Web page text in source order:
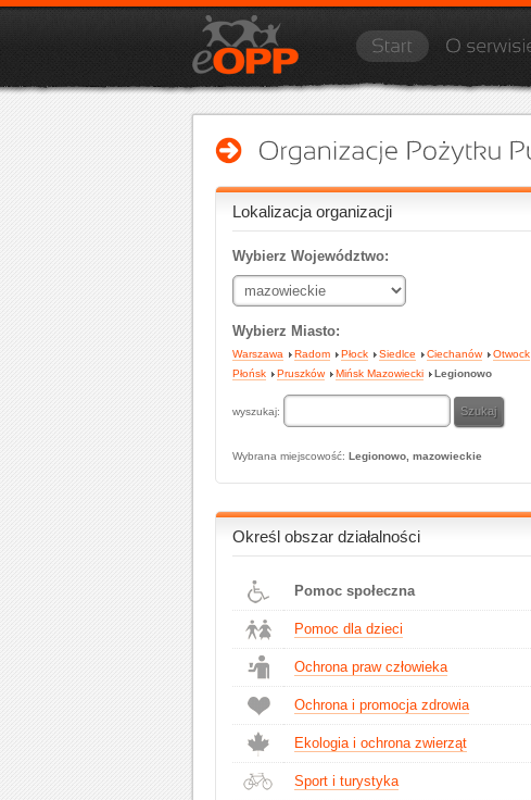
Lokalizacja organizacji
Wybierz Województwo:
Wybierz Miasto:
Warszawa Radom Płock Siedlce Ciechanów
Otwock
Płońsk
Pruszków Mińsk Mazowiecki Legionowo
wyszukaj:
Wybrana miejscowość: Legionowo, mazowieckie
Określ obszar działalności
Pomoc społeczna
Pomoc dla dzieci
Ochrona praw człowieka
Ochrona i promocja zdrowia
Ekologia i ochrona zwierząt
Sport i turystyka